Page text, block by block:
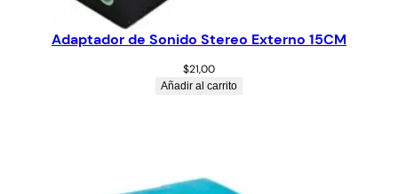
Adaptador de Sonido Stereo Externo 15CM
$21,00
Añadir al carrito